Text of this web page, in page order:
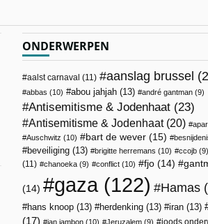
ONDERWERPEN
aalst carnaval (11) aanslag brussel
abbas (10) abou jahjah (13) andré gantman (9)
Antisemitisme & Jodenhaat (23)
Antisemitisme & Jodenhaat(20)
Auschwitz (10) bart de wever (15)
beveiliging (13) brigitte herremans (10) ccojb (9)
(11)
chanoeka (9) conflict (10) fjo (14)
(14) gaza(122) Hamas
hans knoop (13) herdenking (13) iran (13)
(17)
jan jambon (10) Jeruzalem (9) joods